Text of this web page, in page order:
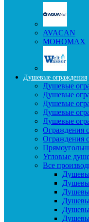
AVACAN
МОНОМАХ
Душевые ограждения
Душевые
Душевые
Душевые
Душевые
Душевые
Ограждения
Ограждения
Угловые
Все